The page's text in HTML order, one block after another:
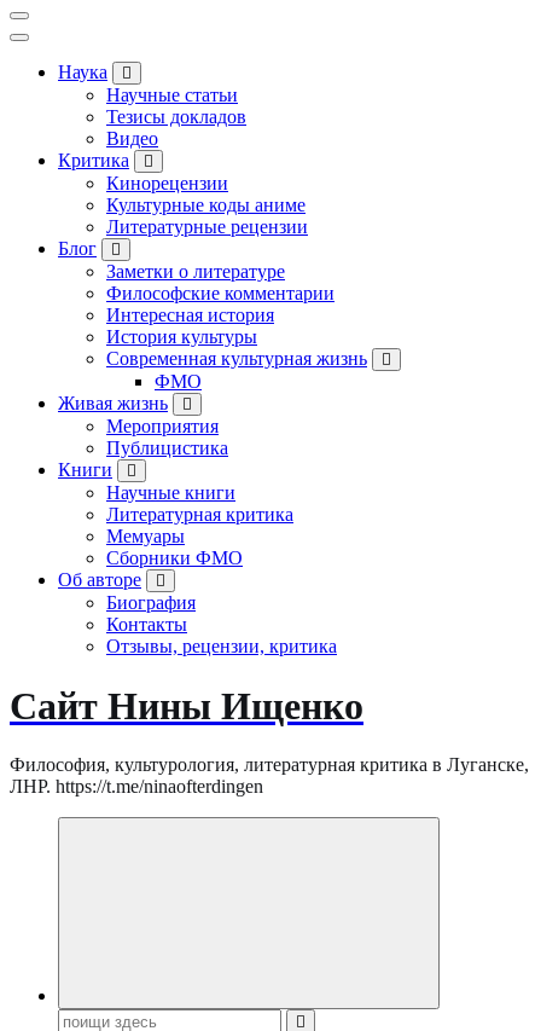
Наука
Научные статьи
Тезисы докладов
Видео
Критика
Кинорецензии
Культурные коды аниме
Литературные рецензии
Блог
Заметки о литературе
Философские комментарии
Интересная история
История культуры
Современная культурная жизнь
ФМО
Живая жизнь
Мероприятия
Публицистика
Книги
Научные книги
Литературная критика
Мемуары
Сборники ФМО
Об авторе
Биография
Контакты
Отзывы, рецензии, критика
Сайт Нины Ищенко
Философия, культурология, литературная критика в Луганске,
ЛНР. https://t.me/ninaofterdingen
Поиск: